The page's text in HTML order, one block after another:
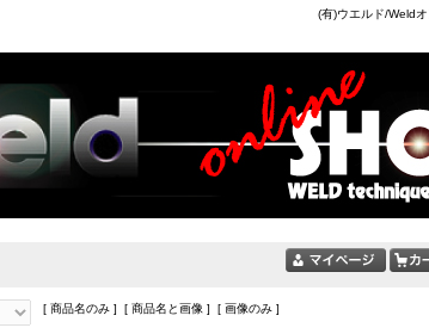
(有)ウエルド/Weld
[ 商品名のみ ] [ 商品名と画像 ] [ 画像のみ ]